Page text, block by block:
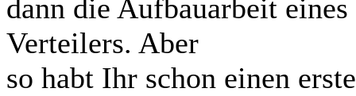
dann die Aufbauarbeit
Verteilers. Aber
so habt Ihr schon einen